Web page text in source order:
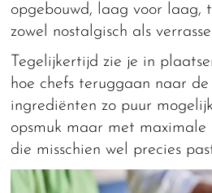
opgebouwd, laag voor laag,
zowel nostalgisch als
Tegelijkertijd zie je in
hoe chefs teruggaan naar de
ingrediënten zo puur
opsmuk maar met maximale
die misschien wel precies